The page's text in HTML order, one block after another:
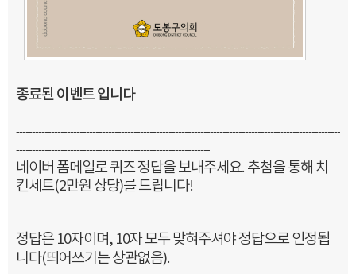
종료된 이벤트 입니다
------------------------------------------------------------------------------------------------------
-------------------------------------------------------------
네이버 폼메일로 퀴즈 정답을 보내주세요. 추첨을 통해 치
킨세트(2만원 상당)를 드립니다!
정답은 10자이며, 10자 모두 맞혀주셔야 정답으로 인정됩
니다(띄어쓰기는 상관없음).